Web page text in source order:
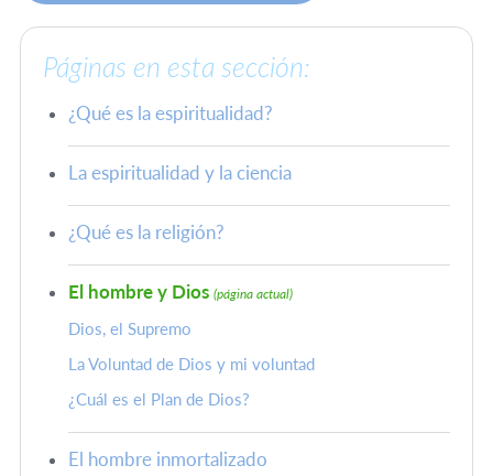
Páginas en esta sección:
¿Qué es la espiritualidad?
La espiritualidad y la ciencia
¿Qué es la religión?
El hombre y Dios (página actual)
Dios, el Supremo
La Voluntad de Dios y mi voluntad
¿Cuál es el Plan de Dios?
El hombre inmortalizado